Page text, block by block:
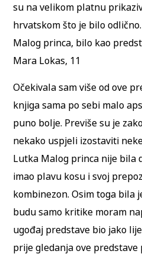
su na velikom platnu
hrvatskom što je bilo
Malog princa, bilo kao
Mara Lokas, 11
Očekivala sam više od ove
knjiga sama po sebi malo
puno bolje. Previše su je
nekako uspjeli izostaviti
Lutka Malog princa nije bila
imao plavu kosu i svoj
kombinezon. Osim toga bila
budu samo kritike moram
ugođaj predstave bio jako
prije gledanja ove